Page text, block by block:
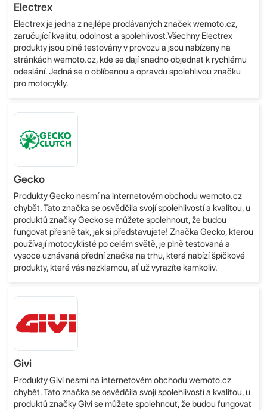
Electrex
Electrex je jedna z nejlépe prodávaných značek wemoto.cz,
zaručující kvalitu, odolnost a spolehlivost.Všechny Electrex
produkty jsou plně testovány v provozu a jsou nabízeny na
stránkách wemoto.cz, kde se dají snadno objednat k rychlému
odeslání. Jedná se o oblíbenou a opravdu spolehlivou značku
pro motocykly.
Gecko
Produkty Gecko nesmí na internetovém obchodu wemoto.cz
chybět. Tato značka se osvědčila svojí spolehlivostí a kvalitou, u
produktů značky Gecko se můžete spolehnout, že budou
fungovat přesně tak, jak si představujete! Značka Gecko, kterou
používají motocyklisté po celém světě, je plně testovaná a
vysoce uznávaná přední značka na trhu, která nabízí špičkové
produkty, které vás nezklamou, ať už vyrazíte kamkoliv.
Givi
Produkty Givi nesmí na internetovém obchodu wemoto.cz
chybět. Tato značka se osvědčila svojí spolehlivostí a kvalitou, u
produktů značky Givi se můžete spolehnout, že budou fungovat